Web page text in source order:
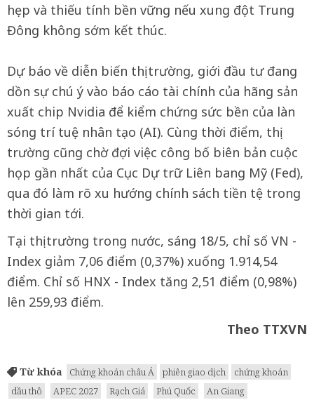
hẹp và thiếu tính bền vững nếu xung đột Trung
Đông không sớm kết thúc.
Dự báo về diễn biến thị trường, giới đầu tư đang
dồn sự chú ý vào báo cáo tài chính của hãng sản
xuất chip Nvidia để kiểm chứng sức bền của làn
sóng trí tuệ nhân tạo (AI). Cùng thời điểm, thị
trường cũng chờ đợi việc công bố biên bản cuộc
họp gần nhất của Cục Dự trữ Liên bang Mỹ (Fed),
qua đó làm rõ xu hướng chính sách tiền tệ trong
thời gian tới.
Tại thị trường trong nước, sáng 18/5, chỉ số VN -
Index giảm 7,06 điểm (0,37%) xuống 1.914,54
điểm. Chỉ số HNX - Index tăng 2,51 điểm (0,98%)
lên 259,93 điểm.
Theo TTXVN
Từ khóa Chứng khoán châu Á phiên giao dịch
chứng khoán
dầu thô
APEC 2027 Rạch Giá Phú Quốc
An Giang